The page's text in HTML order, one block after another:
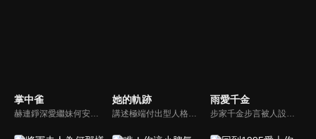
掌中雀
赫連錚深愛繼妹何安然，卻目睹何父囚禁母親致死。五年後赫連錚以督軍身份回歸，他抓捕繼父強娶繼妹為母親復仇。陌雨棠兒時與赫連錚相依為命，卻因赫連錚而瘸了一條腿，多年後重聚，陌雨棠絕美戲妝之後卻藏著刺骨恨意...
她的軌跡
講述極端付出型人格舒妍放棄家庭失業後，經歷了一系列悲慘的生活變故，清醒後她一步步重拾自我，親手逆轉了自己不幸的命運，並與沈惟舟真心相愛的故事。
雨愛千金
步家千金步言被人設計與拳手何雨辰激情一夜後消失不見，六年後帶著一對龍鳳胎歸來，遇上因打假拳風波而頹廢的何雨辰。為給兒子配型臍帶血，步言決定利用何雨辰，兩人契約結婚假戲真做，攜手揭開過往黑暗真相...